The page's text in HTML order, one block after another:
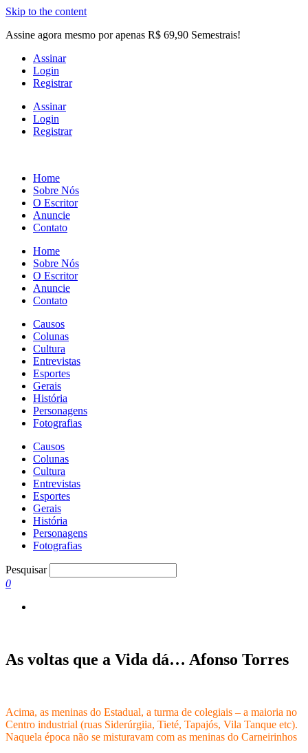
Skip to the content
Assine agora mesmo por apenas R$ 69,90 Semestrais!
Assinar
Login
Registrar
Assinar
Login
Registrar
Home
Sobre Nós
O Escritor
Anuncie
Contato
Home
Sobre Nós
O Escritor
Anuncie
Contato
Causos
Colunas
Cultura
Entrevistas
Esportes
Gerais
História
Personagens
Fotografias
Causos
Colunas
Cultura
Entrevistas
Esportes
Gerais
História
Personagens
Fotografias
Pesquisar
0
As voltas que a Vida dá… Afonso Torres
Acima, as meninas do Estadual, a turma de colegiais – a maioria no
Centro industrial (ruas Siderúrgiia, Tieté, Tapajós, Vila Tanque etc).
Naquela época não se misturavam com as meninas do Carneirinhos